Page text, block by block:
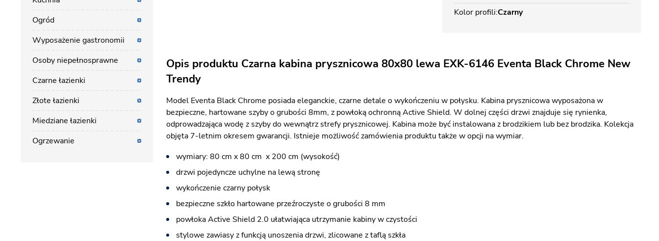
Kolor profili Czarny
Opis produktu Czarna kabina prysznicowa 80x80 lewa EXK-6146 Eventa Black Chrome New
Trendy
Model Eventa Black Chrome posiada eleganckie, czarne detale o wykończeniu w połysku. Kabina prysznicowa wyposażona w
bezpieczne, hartowane szyby o grubości 8mm, z powłoką ochronną Active Shield. W dolnej części drzwi znajduje się rynienka,
odprowadzająca wodę z szyby do wewnątrz strefy prysznicowej. Kabina może być instalowana z brodzikiem lub bez brodzika. Kolekcja
objęta 7-letnim okresem gwarancji. Istnieje możliwość zamówienia produktu także w opcji na wymiar.
wymiary: 80 cm x 80 cm x 200 cm (wysokość)
drzwi pojedyncze uchylne na lewą stronę
wykończenie czarny połysk
bezpieczne szkło hartowane przeźroczyste o grubości 8 mm
powłoka Active Shield 2.0 ułatwiająca utrzymanie kabiny w czystości
stylowe zawiasy z funkcją unoszenia drzwi, zlicowane z taflą szkła
Ogród
Wyposażenie gastronomii
Osoby niepełnosprawne
Czarne łazienki
Złote łazienki
Miedziane łazienki
Ogrzewanie